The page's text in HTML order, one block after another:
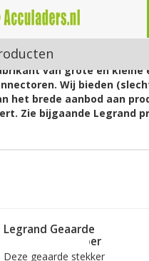
van grote en kleine
Wij bieden
het brede aanbod aan
Zie bijgaande Legrand
Legrand Geaarde
Stekker 2P Rubber
IP44 Zwart
Deze geaarde stekker